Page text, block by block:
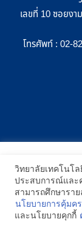
เลขที่ 10 ซอยงา
โทรศัพท์ : 02-
2021 All Rights
เราใช้คุกกี้เพื่อเพิ่ม
เว็บไซต์ เมื่อคุณก
คุณได้โดยเฉพาะ
สามารถเลือกตั้งค่
อ่านนโยบายคุกกี้
วิทยาลัยเทคโนโ
ประสบการณ์และ
สามารถศึกษาราย
นโยบายการคุ้มค
และนโยบายคุกกี้